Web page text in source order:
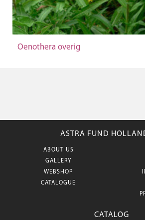
Oenothera overig
ASTRA FUND
ABOUT US
GALLERY
WEBSHOP
CATALOGUE
CATALOG